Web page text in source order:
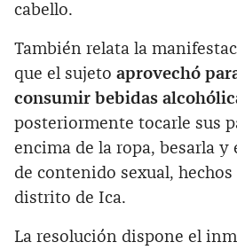
cabello.
También relata la
que el sujeto aprovechó
consumir bebidas
posteriormente tocarle sus
encima de la ropa, besarla y
de contenido sexual,
distrito de Ica.
La resolución dispone el